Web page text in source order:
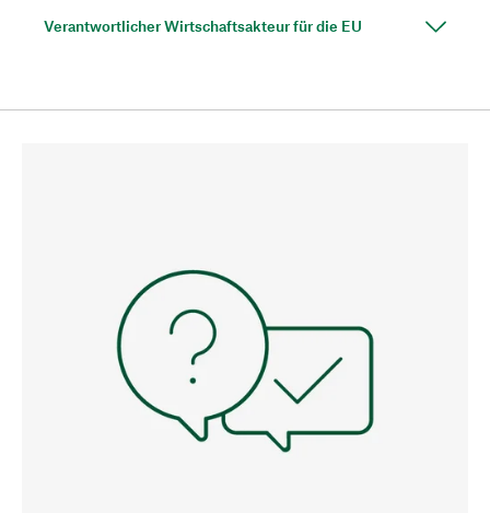
Verantwortlicher Wirtschaftsakteur für die EU